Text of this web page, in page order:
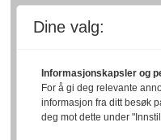
Dine valg:
Informasjonskapsler og
For å gi deg relevante
informasjon fra ditt besøk
deg mot dette under